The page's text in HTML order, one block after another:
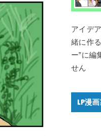
アイデ
緒に作
ー”に編
せん
LP漫